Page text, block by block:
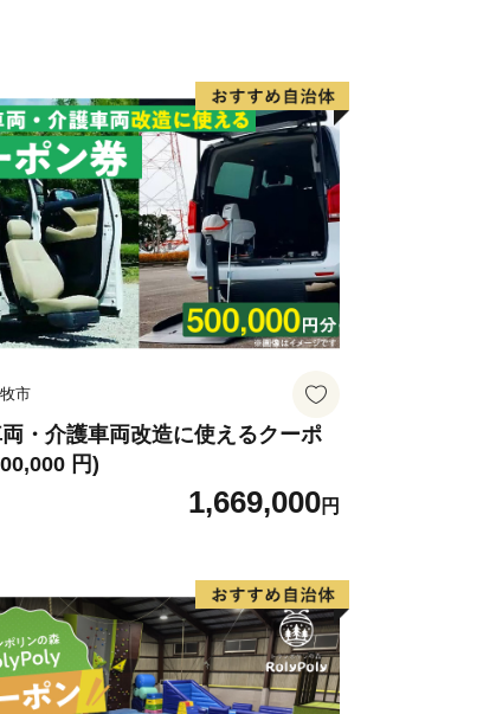
選ばれるまちとなりますよう取
知っていただき、応援ください
市
・介護車両改造に使えるクーポ
円)
1,669,000円